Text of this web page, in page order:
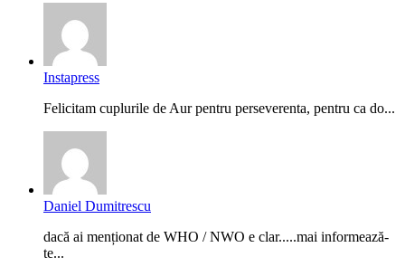
Instapress
Felicitam cuplurile de Aur pentru perseverenta, pentru ca do...
Daniel Dumitrescu
dacă ai menționat de WHO / NWO e clar.....mai informează-
te...